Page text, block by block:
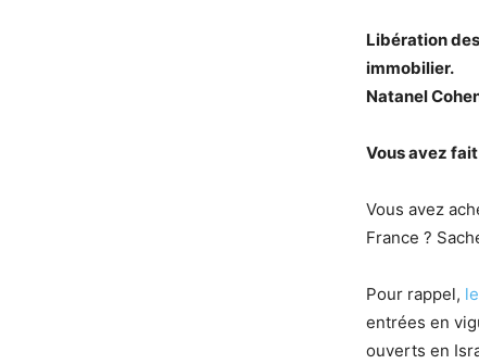
Libération
immobilier.
Natanel
Vous avez
Vous avez
France ?
Pour rappel,
entrées en
ouverts en